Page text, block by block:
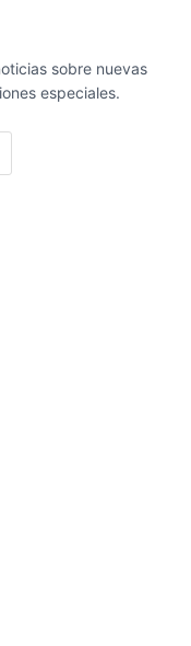
sobre nuevas
especiales.